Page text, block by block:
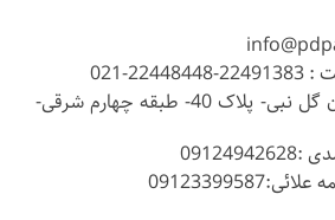
تهران پاسداران- خیابان گل نبی- پلاک 40- طبقه چهارم شرقی-